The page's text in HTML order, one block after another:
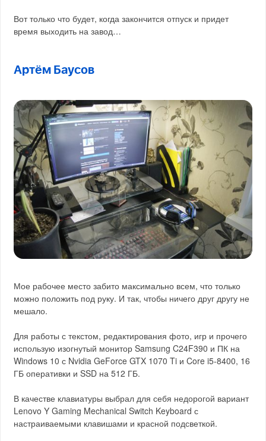
Вот только что будет, когда закончится отпуск и придет
время выходить на завод…
Артём Баусов
Мое рабочее место забито максимально всем, что только
можно положить под руку. И так, чтобы ничего друг другу не
мешало.
Для работы с текстом, редактирования фото, игр и прочего
использую изогнутый монитор Samsung C24F390 и ПК на
Windows 10 с Nvidia GeForce GTX 1070 Ti и Core i5-8400, 16
ГБ оперативки и SSD на 512 ГБ.
В качестве клавиатуры выбрал для себя недорогой вариант
Lenovo Y Gaming Mechanical Switch Keyboard с
настраиваемыми клавишами и красной подсветкой.